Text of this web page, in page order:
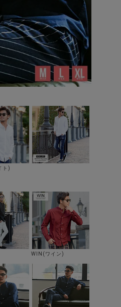
ト)
WIN(ワイン)